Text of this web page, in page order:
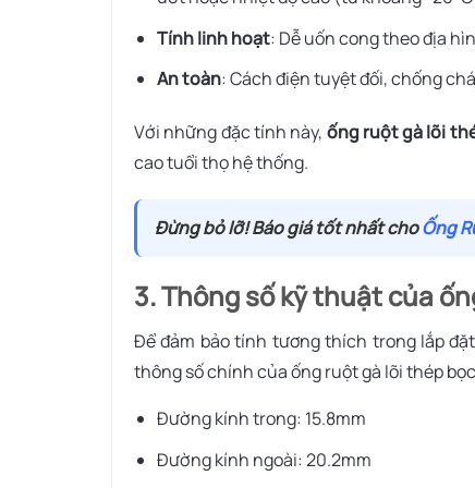
Tính linh hoạt: Dễ uốn cong theo địa
An toàn: Cách điện tuyệt đối, chống
Với những đặc tính này, ống ruột gà lõi
cao tuổi thọ hệ thống.
Đừng bỏ lỡ! Báo giá tốt nhất choỐng
3. Thông số kỹ thuật của
Để đảm bảo tính tương thích trong lắp
thông số chính của ống ruột gà lõi thép
Đường kính trong: 15.8mm
Đường kính ngoài: 20.2mm